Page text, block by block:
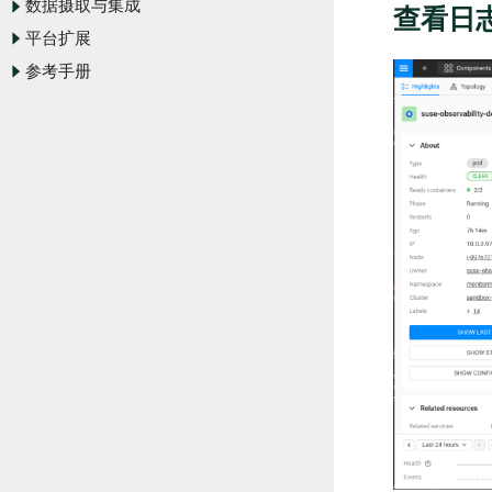
数据摄取与集成
平台扩展
参考手册
查看日